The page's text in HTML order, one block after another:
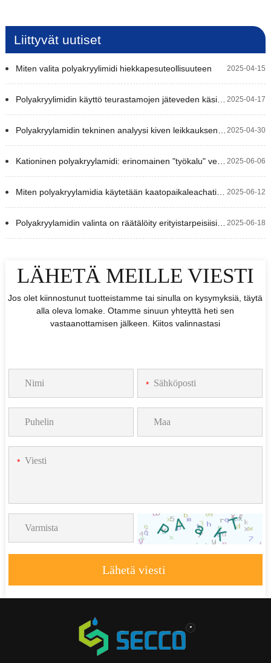
Liittyvät uutiset
2025-04-15
Miten valita polyakryylimidi hiekkapesuteollisuuteen
2025-04-17
Polyakryylimidin käyttö teurastamojen jäteveden käsittelyssä
2025-04-30
Polyakryylamidin tekninen analyysi kiven leikkauksen jäteveden käsittelyyn
2025-06-06
Kationinen polyakryylamidi: erinomainen "työkalu" vedenkäsittelyyn
2025-06-12
Miten polyakryylamidia käytetään kaatopaikaleachatin tai roskaiden leachatin jäteveden käsittelyyn?
2025-06-18
Polyakryylamidin valinta on räätälöity erityistarpeisiisi sen sijaan, että se perustuisi vain hintaan.
LÄHETÄ MEILLE VIESTI
Jos olet kiinnostunut tuotteistamme tai sinulla on kysymyksiä, täytä
alla oleva lomake. Otamme sinuun yhteyttä heti sen
vastaanottamisen jälkeen. Kiitos valinnastasi
*
*
Lähetä viesti